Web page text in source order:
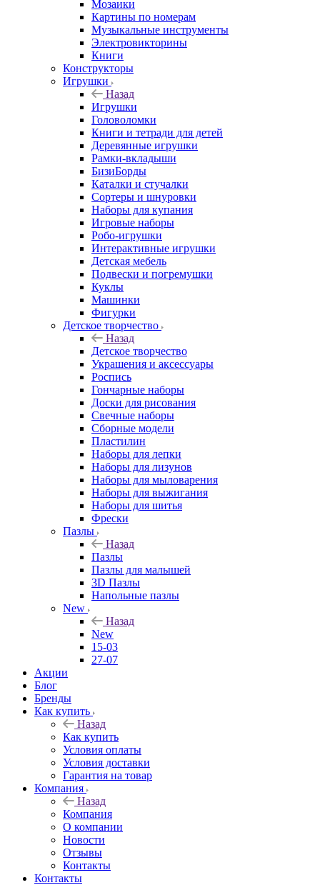
Мозаики
Картины по номерам
Музыкальные инструменты
Электровикторины
Книги
Конструкторы
Игрушки
Назад
Игрушки
Головоломки
Книги и тетради для детей
Деревянные игрушки
Рамки-вкладыши
БизиБорды
Каталки и стучалки
Сортеры и шнуровки
Наборы для купания
Игровые наборы
Робо-игрушки
Интерактивные игрушки
Детская мебель
Подвески и погремушки
Куклы
Машинки
Фигурки
Детское творчество
Назад
Детское творчество
Украшения и аксессуары
Роспись
Гончарные наборы
Доски для рисования
Свечные наборы
Сборные модели
Пластилин
Наборы для лепки
Наборы для лизунов
Наборы для мыловарения
Наборы для выжигания
Наборы для шитья
Фрески
Пазлы
Назад
Пазлы
Пазлы для малышей
3D Пазлы
Напольные пазлы
New
Назад
New
15-03
27-07
Акции
Блог
Бренды
Как купить
Назад
Как купить
Условия оплаты
Условия доставки
Гарантия на товар
Компания
Назад
Компания
О компании
Новости
Отзывы
Контакты
Контакты